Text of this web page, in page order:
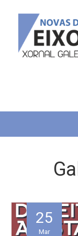
25
Mar